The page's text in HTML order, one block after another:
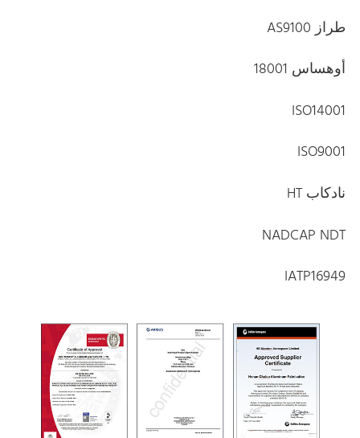
طراز AS9100
أوهساس 18001
ISO14001
ISO9001
نادكاب HT
NADCAP NDT
IATP16949